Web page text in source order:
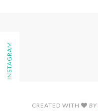
FOLLOW ON INSTAGRAM CREATED WITH BY